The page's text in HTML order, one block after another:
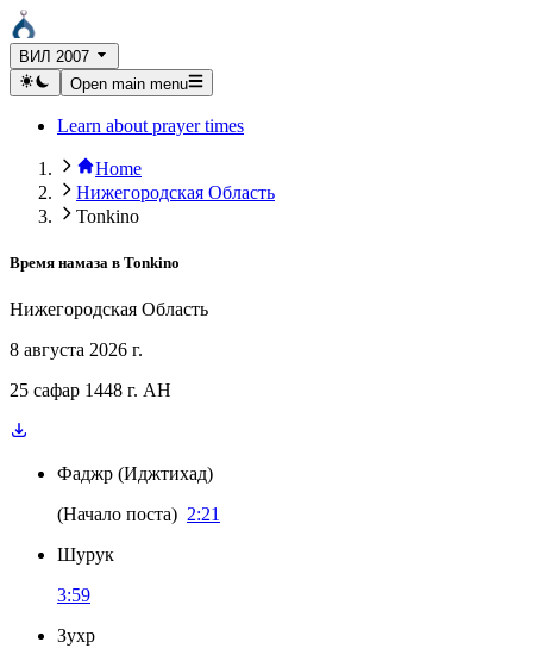
ВИЛ 2007
Open main menu
Learn about prayer times
Home
Нижегородская Область
Tonkino
Время намаза в Tonkino
Нижегородская Область
8 августа 2026 г.
25 сафар 1448 г. AH
Фаджр (Иджтихад)
(Начало поста) 2:21
Шурук
3:59
Зухр